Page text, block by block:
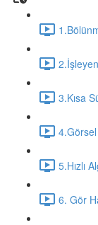
3.Kısa
4.Görsel
5.Hızlı
6. Gör